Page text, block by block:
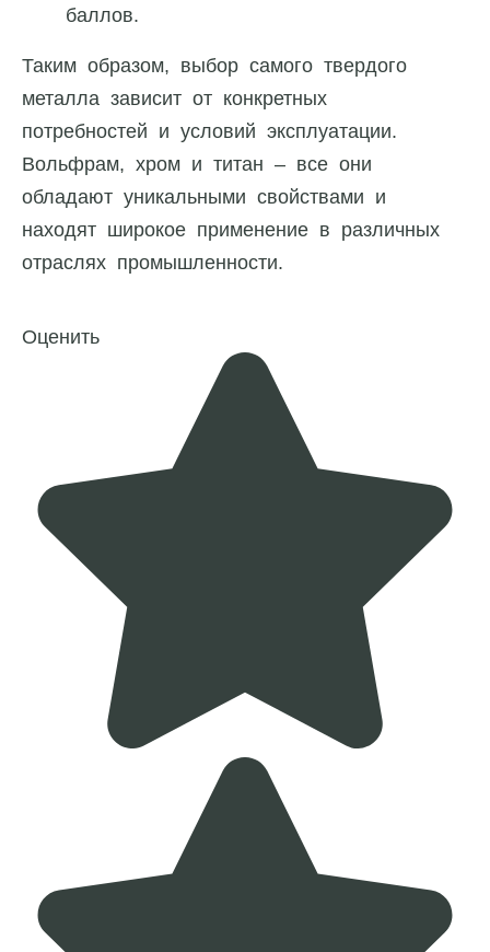
баллов.
Таким образом, выбор самого твердого
металла зависит от конкретных
потребностей и условий эксплуатации.
Вольфрам, хром и титан – все они
обладают уникальными свойствами и
находят широкое применение в различных
отраслях промышленности.
Оценить